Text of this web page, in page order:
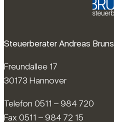
Steuerberater Andreas Bruns
Freundallee 17
30173 Hannover
Telefon 0511 – 984 720
Fax 0511 – 984 72 15